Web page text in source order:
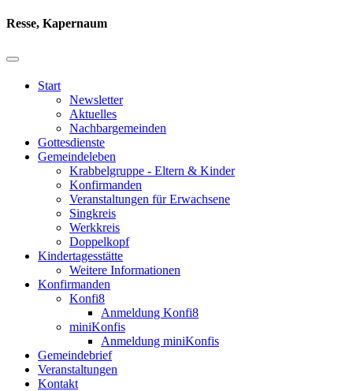
Resse, Kapernaum
Start
Newsletter
Aktuelles
Nachbargemeinden
Gottesdienste
Gemeindeleben
Krabbelgruppe - Eltern & Kinder
Konfirmanden
Veranstaltungen für Erwachsene
Singkreis
Werkkreis
Doppelkopf
Kindertagesstätte
Weitere Informationen
Konfirmanden
Konfi8
Anmeldung Konfi8
miniKonfis
Anmeldung miniKonfis
Gemeindebrief
Veranstaltungen
Kontakt